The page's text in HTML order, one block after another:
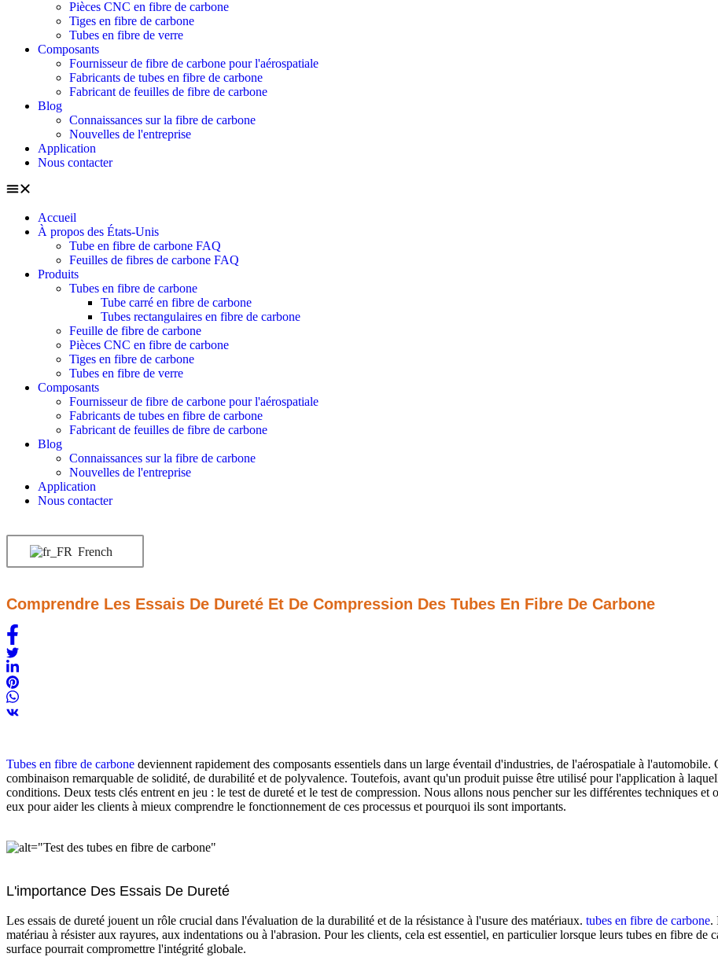
Pièces CNC en fibre de carbone
Tiges en fibre de carbone
Tubes en fibre de verre
Composants
Fournisseur de fibre de carbone pour l'aérospatiale
Fabricants de tubes en fibre de carbone
Fabricant de feuilles de fibre de carbone
Blog
Connaissances sur la fibre de carbone
Nouvelles de l'entreprise
Application
Nous contacter
Accueil
À propos des États-Unis
Tube en fibre de carbone FAQ
Feuilles de fibres de carbone FAQ
Produits
Tubes en fibre de carbone
Tube carré en fibre de carbone
Tubes rectangulaires en fibre de carbone
Feuille de fibre de carbone
Pièces CNC en fibre de carbone
Tiges en fibre de carbone
Tubes en fibre de verre
Composants
Fournisseur de fibre de carbone pour l'aérospatiale
Fabricants de tubes en fibre de carbone
Fabricant de feuilles de fibre de carbone
Blog
Connaissances sur la fibre de carbone
Nouvelles de l'entreprise
Application
Nous contacter
French
Comprendre Les Essais De Dureté Et De Compression Des Tubes En Fibre De Carbone
Tubes en fibre de carbone deviennent rapidement des composants essentiels dans un large éventail d'industries, de l'aérospatiale à
combinaison remarquable de solidité, de durabilité et de polyvalence. Toutefois, avant qu'un produit puisse être utilisé pour l'application à
conditions. Deux tests clés entrent en jeu : le test de dureté et le test de compression. Nous allons nous pencher sur les différentes techniques
eux pour aider les clients à mieux comprendre le fonctionnement de ces processus et pourquoi ils sont importants.
L'importance Des Essais De Dureté
Les essais de dureté jouent un rôle crucial dans l'évaluation de la durabilité et de la résistance à l'usure des matériaux. tubes en fibre de carbone.
matériau à résister aux rayures, aux indentations ou à l'abrasion. Pour les clients, cela est essentiel, en particulier lorsque leurs tubes en fibre de
surface pourrait compromettre l'intégrité globale.